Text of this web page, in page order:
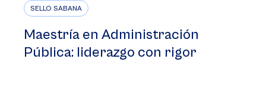
SELLO SABANA
Maestría en Administración
Pública: liderazgo con rigor